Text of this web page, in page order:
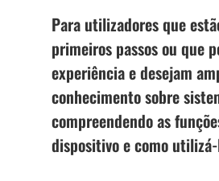
Para utilizadores que
primeiros passos ou que
experiência e desejam
conhecimento sobre
compreendendo as
dispositivo e como